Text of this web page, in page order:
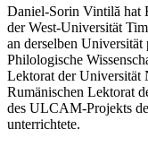
Daniel-Sorin Vintilă hat
der West-Universität
an derselben
Philologische
Lektorat der Universität
Rumänischen Lektorat
des ULCAM-Projekts
unterrichtete.